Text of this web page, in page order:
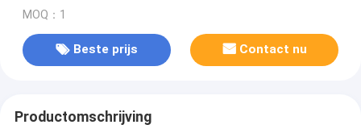
MOQ：1
Beste prijs Contact nu
Productomschrijving